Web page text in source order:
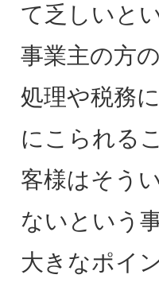
て乏しいと
事業主の方
処理や税務
にこられる
客様はそう
ないという
大きなポイ